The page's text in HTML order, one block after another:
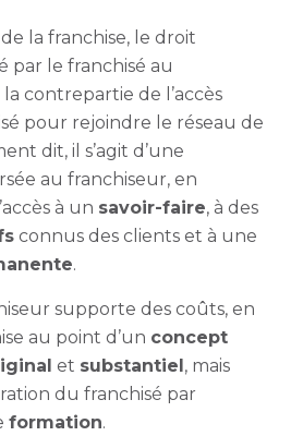
la franchise, le droit
par le franchisé au
la contrepartie de l’accès
pour rejoindre le réseau de
dit, il s’agit d’une
au franchiseur, en
à un savoir-faire, à des
connus des clients et à une
.
supporte des coûts, en
au point d’un concept
et substantiel, mais
du franchisé par
formation.